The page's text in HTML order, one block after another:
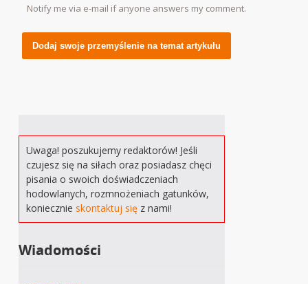
Notify me via e-mail if anyone answers my comment.
Uwaga! poszukujemy redaktorów! Jeśli
czujesz się na siłach oraz posiadasz chęci
pisania o swoich doświadczeniach
hodowlanych, rozmnożeniach gatunków,
koniecznieskontaktuj się z nami!
Wiadomości